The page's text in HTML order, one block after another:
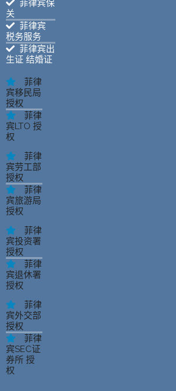
菲律宾保
关
菲律宾
税务服务
菲律宾出
生证 结婚证
菲律
宾移民局
授权
菲律
宾LTO 授
权
菲律
宾劳工部
授权
菲律
宾旅游局
授权
菲律
宾投资署
授权
菲律
宾退休署
授权
菲律
宾外交部
授权
菲律
宾SEC证
券所 授
权